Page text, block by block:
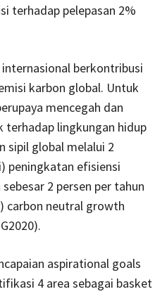
terhadap pelepasan 2%
berkontribusi
karbon global. Untuk
mencegah dan
lingkungan hidup
sipil global melalui 2
peningkatan efisiensi
2 persen per tahun
carbon neutral growth
aspirational goals
4 area sebagai basket